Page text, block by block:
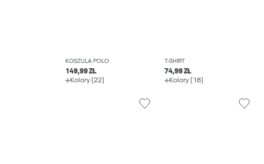
KOSZULA POLO
149,99 ZŁ
Kolory (22)
T-SHIRT
74,99 ZŁ
Kolory (18)